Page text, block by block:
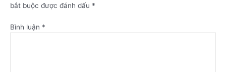
bắt buộc được đánh dấu *
Bình luận *